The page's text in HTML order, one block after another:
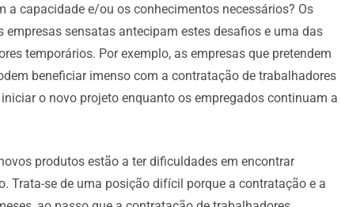
a capacidade e/ou os conhecimentos necessários? Os
empresas sensatas antecipam estes desafios e uma das
temporários. Por exemplo, as empresas que pretendem
beneficiar imenso com a contratação de trabalhadores
o novo projeto enquanto os empregados continuam a
produtos estão a ter dificuldades em encontrar
Trata-se de uma posição difícil porque a contratação e a